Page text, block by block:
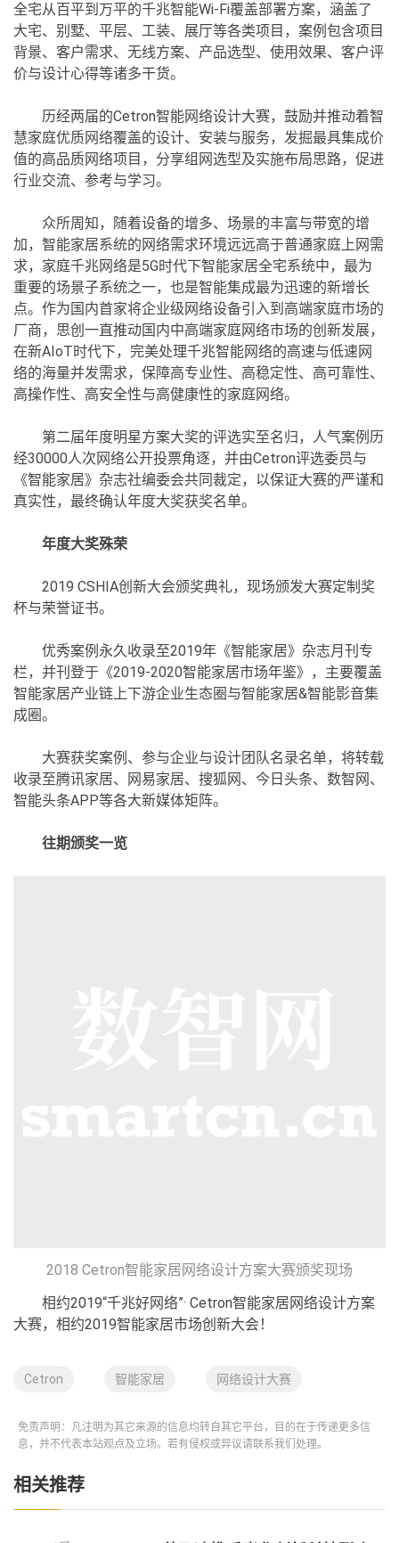
全宅从百平到万平的千兆智能Wi-Fi覆盖部署方案，涵盖了
大宅、别墅、平层、工装、展厅等各类项目，案例包含项目
背景、客户需求、无线方案、产品选型、使用效果、客户评
价与设计心得等诸多干货。
历经两届的Cetron智能网络设计大赛，鼓励并推动着智
慧家庭优质网络覆盖的设计、安装与服务，发掘最具集成价
值的高品质网络项目，分享组网选型及实施布局思路，促进
行业交流、参考与学习。
众所周知，随着设备的增多、场景的丰富与带宽的增
加，智能家居系统的网络需求环境远远高于普通家庭上网需
求，家庭千兆网络是5G时代下智能家居全宅系统中，最为
重要的场景子系统之一，也是智能集成最为迅速的新增长
点。作为国内首家将企业级网络设备引入到高端家庭市场的
厂商，思创一直推动国内中高端家庭网络市场的创新发展，
在新AIoT时代下，完美处理千兆智能网络的高速与低速网
络的海量并发需求，保障高专业性、高稳定性、高可靠性、
高操作性、高安全性与高健康性的家庭网络。
第二届年度明星方案大奖的评选实至名归，人气案例历
经30000人次网络公开投票角逐，并由Cetron评选委员与
《智能家居》杂志社编委会共同裁定，以保证大赛的严谨和
真实性，最终确认年度大奖获奖名单。
年度大奖殊荣
2019 CSHIA创新大会颁奖典礼，现场颁发大赛定制奖
杯与荣誉证书。
优秀案例永久收录至2019年《智能家居》杂志月刊专
栏，并刊登于《2019-2020智能家居市场年鉴》，主要覆盖
智能家居产业链上下游企业生态圈与智能家居&智能影音集
成圈。
大赛获奖案例、参与企业与设计团队名录名单，将转载
收录至腾讯家居、网易家居、搜狐网、今日头条、数智网、
智能头条APP等各大新媒体矩阵。
往期颁奖一览
2018 Cetron智能家居网络设计方案大赛颁奖现场
相约2019“千兆好网络”· Cetron智能家居网络设计方案
大赛，相约2019智能家居市场创新大会！
Cetron 智能家居 网络设计大赛
免责声明：凡注明为其它来源的信息均转自其它平台，目的在于传递更多信
息，并不代表本站观点及立场。若有侵权或异议请联系我们处理。
相关推荐